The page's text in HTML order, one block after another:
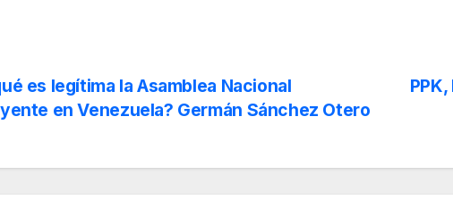
PPK,
es legítima la Asamblea Nacional
en Venezuela? Germán Sánchez Otero